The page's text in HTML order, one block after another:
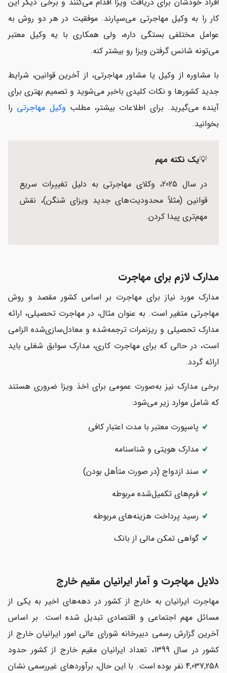
کار را به وکیل مهاجرتی می‌سپارند. موفقیت در هر دو روش به
عوامل مختلفی بستگی داره، ولی همکاری با یه وکیل معتبر
می‌تونه شانس گرفتن ویزا رو بیشتر کنه.
با مشاوره از وکیل یا مشاور مهاجرتی، از آخرین قوانین، شرایط
جدید کشورها و نکات کلیدی باخبر می‌شوید و تصمیم بهتری برای
آینده‌ می‌گیرید. برای اطلاعات بیشتر، مطلب وکیل مهاجرتی را
بخوانید.
💡یک نکته مهم
در سال 2025، وکلای مهاجرتی به دلیل تغییرات سریع
قوانین (مثلاً محدودیت‌های جدید ویزای شنگن)، نقش
مهم‌تری پیدا کردن.
مدارک لازم برای مهاجرت
مدارک مورد نیاز برای مهاجرت بر اساس کشور مقصد و روش
مهاجرتی متغیر است. به عنوان مثال، در مهاجرت تحصیلی، ارائه
مدارک تحصیلی و ریزنمرات ترجمه‌شده و معادل‌سازی‌شده الزامی
است، در حالی که برای مهاجرت کاری، مدارک سوابق شغلی باید
ارائه گردد.
برخی مدارک نیز به‌صورت عمومی برای اخذ ویزا ضروری هستند
که شامل موارد زیر می‌شود:
پاسپورت معتبر با مدت اعتبار کافی
مدارک هویتی و شناسنامه
سند ازدواج (در صورت متأهل بودن)
فرم‌های تکمیل‌شده مربوطه
رسید پرداخت هزینه‌های مربوطه
گواهی تمکن مالی از بانک
دلایل مهاجرت و آمار ایرانیان مقیم خارج
مهاجرت ایرانیان به خارج از کشور در دهه‌های اخیر به یکی از
مسائل مهم اجتماعی و اقتصادی تبدیل شده است. بر اساس
آخرین گزارش رسمی دبیرخانه شورای عالی امور ایرانیان خارج از
کشور در سال 1399، تعداد ایرانیان مقیم خارج از کشور حدود
4,037,258 نفر بوده است. با این حال، برآوردهای غیررسمی نشان